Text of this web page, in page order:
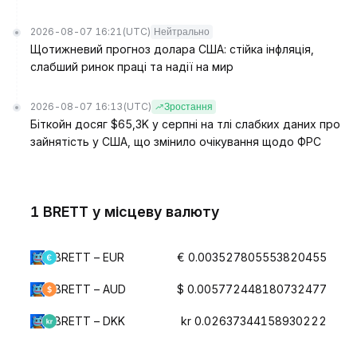
2026-08-07 16:21 (UTC) Нейтрально
Щотижневий прогноз долара США: стійка інфляція,
слабший ринок праці та надії на мир
2026-08-07 16:13 (UTC) Зростання
Біткойн досяг $65,3K у серпні на тлі слабких даних про
зайнятість у США, що змінило очікування щодо ФРС
1 BRETT у місцеву валюту
BRETT – EUR € 0.003527805553820455
BRETT – AUD $ 0.005772448180732477
BRETT – DKK kr 0.02637344158930222